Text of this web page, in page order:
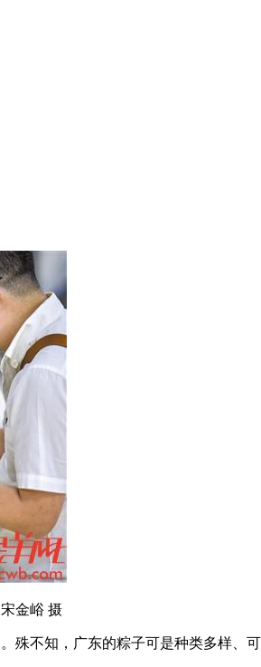
金峪 摄
殊不知，广东的粽子可是种类多样、可